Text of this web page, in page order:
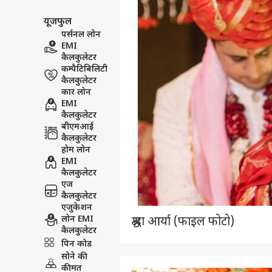
यूजफुल
पर्सनल लोन
EMI
कैलकुलेटर
कम्पैटिबिलिटी
कैलकुलेटर
कार लोन
EMI
कैलकुलेटर
बीएमआई
कैलकुलेटर
होम लोन
EMI
कैलकुलेटर
एज
कैलकुलेटर
एजुकेशन
लोन EMI
कैलकुलेटर
पिन कोड
सोने की
कीमत
श्रद्धा आर्या (फाइल फोटो)